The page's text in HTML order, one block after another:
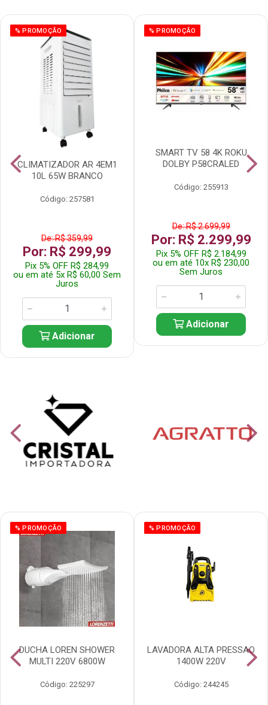
% PROMOÇÃO
CLIMATIZADOR AR 4EM1
10L 65W BRANCO
Código: 257581
De: R$ 359,99
Por: R$ 299,99
Pix 5% OFF R$ 284,99
ou em até 5x R$ 60,00 Sem
Juros
Adicionar
% PROMOÇÃO
SMART TV 58 4K ROKU
DOLBY P58CRALED
Código: 255913
De: R$ 2.699,99
Por: R$ 2.299,99
Pix 5% OFF R$ 2.184,99
ou em até 10x R$ 230,00
Sem Juros
Adicionar
% PROMOÇÃO
DUCHA LOREN SHOWER
MULTI 220V 6800W
Código: 225297
% PROMOÇÃO
LAVADORA ALTA PRESSAO
1400W 220V
Código: 244245